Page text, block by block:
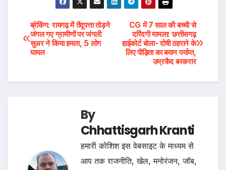
Post
navigation
CG में 7 साल की बच्ची से
दरिंदगी मामला: छत्तीसगढ़
हाईकोर्ट बोला- दोषी ठहराने के
लिए पीड़िता का बयान पर्याप्त,
उम्रकैद बरकरार
ब्रेकिंग: रायगढ़ में तेंदूपत्ता तोड़ने
जंगल गए ग्रामीणों पर जंगली
सुअर ने किया हमला, 5 लोग
घायल
By
Chhattisgarh Kranti
हमारी कोशिश इस वेबसाइट के माध्यम से
आप तक राजनीति, खेल, मनोरंजन, जॉब,